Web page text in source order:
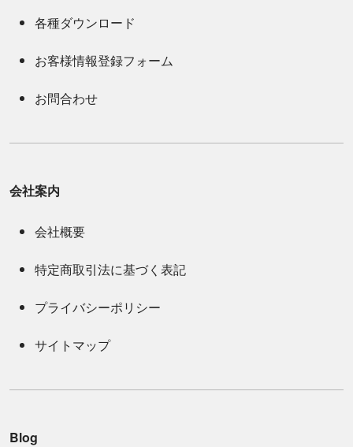
各種ダウンロード
お客様情報登録フォーム
お問合わせ
会社案内
会社概要
特定商取引法に基づく表記
プライバシーポリシー
サイトマップ
Blog